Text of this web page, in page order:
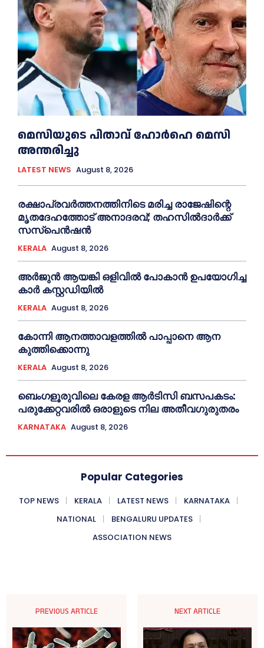
മെ​സിയുടെ പിതാവ് ഹോർഹെ മെ​സി
അന്തരിച്ചു
LATEST NEWS August 8, 2026
രക്ഷാപ്രവർത്തനത്തിനിടെ മരിച്ച രാജേഷിന്റെ
മൃതദേഹത്തോട് അനാദരവ്; തഹസിൽദാർക്ക്
സസ്പെൻഷൻ
KERALA August 8, 2026
അര്‍ജുന്‍ ആയങ്കി ഒളിവില്‍ പോകാന്‍ ഉപയോഗിച്ച
കാര്‍ കസ്റ്റഡിയില്‍
KERALA August 8, 2026
കോന്നി ആനത്താവളത്തില്‍ പാപ്പാനെ ആന
കുത്തിക്കൊന്നു
KERALA August 8, 2026
ബെംഗളൂരുവിലെ കേരള ആര്‍ടിസി ബസപകടം:
പരുക്കേറ്റവരില്‍ ഒരാളുടെ നില അതീവഗുരുതരം
KARNATAKA August 8, 2026
Popular Categories
TOP NEWS KERALA LATEST NEWS
KARNATAKA
NATIONAL
BENGALURU UPDATES
ASSOCIATION NEWS
PREVIOUS ARTICLE NEXT ARTICLE